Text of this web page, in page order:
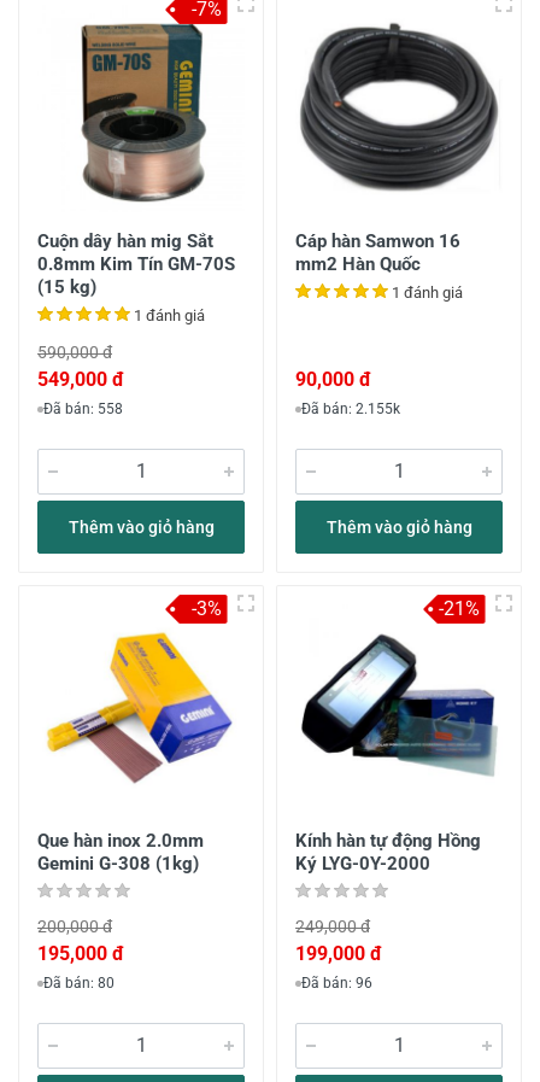
Cuộn dây hàn mig Sắt
0.8mm Kim Tín GM-70S
(15 kg)
1 đánh giá
590,000 đ
549,000 đ
Đã bán: 558
Thêm vào giỏ hàng
-7%
Cáp hàn Samwon 16
mm2 Hàn Quốc
1 đánh giá
90,000 đ
Đã bán: 2.155k
Thêm vào giỏ hàng
Que hàn inox 2.0mm
Gemini G-308 (1kg)
200,000 đ
195,000 đ
Đã bán: 80
-3%
Kính hàn tự động Hồng
Ký LYG-0Y-2000
249,000 đ
199,000 đ
Đã bán: 96
-21%